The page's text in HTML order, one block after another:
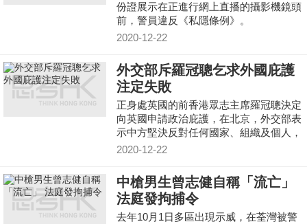
份證展示在正進行網上直播的攝影機鏡頭
前，警員違反《私隱條例》。
2020-12-22
外交部斥羅冠聰乞求外國庇護
注定失敗
正身處英國的前香港眾志主席羅冠聰決定
向英國申請政治庇護，在北京，外交部表
示中方堅決反對任何國家、組織及個人，
以任何方式干預香港司法。
2020-12-22
中槍男生曾志健自稱「流亡」
法庭發拘捕令
去年10月1日多區出現示威，在荃灣被警